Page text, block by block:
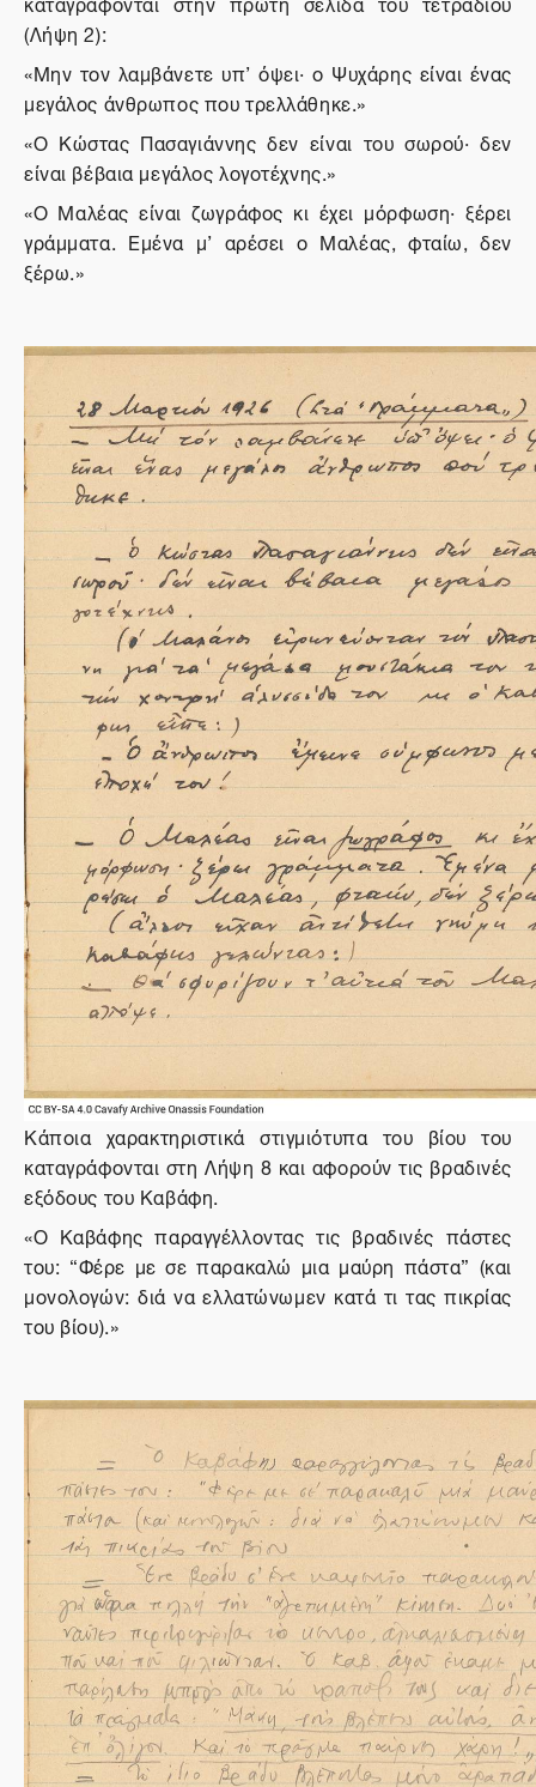
(Λήψη 2):
«Μην τον λαμβάνετε υπ’ όψει· ο Ψυχάρης είναι ένας
μεγάλος άνθρωπος που τρελλάθηκε.»
«Ο Κώστας Πασαγιάννης δεν είναι του σωρού· δεν
είναι βέβαια μεγάλος λογοτέχνης.»
«Ο Μαλέας είναι ζωγράφος κι έχει μόρφωση· ξέρει
γράμματα. Εμένα μ’ αρέσει ο Μαλέας, φταίω, δεν
ξέρω.»
Κάποια χαρακτηριστικά στιγμιότυπα του βίου του
καταγράφονται στη Λήψη 8 και αφορούν τις βραδινές
εξόδους του Καβάφη.
«Ο Καβάφης παραγγέλλοντας τις βραδινές πάστες
του: “Φέρε με σε παρακαλώ μια μαύρη πάστα” (και
μονολογών: διά να ελλατώνωμεν κατά τι τας πικρίας
του βίου).»